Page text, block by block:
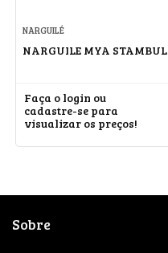
NARGUILÉ
NARGUILE MYA STAMBUL
Faça o login ou
cadastre-se para
visualizar os preços!
Sobre